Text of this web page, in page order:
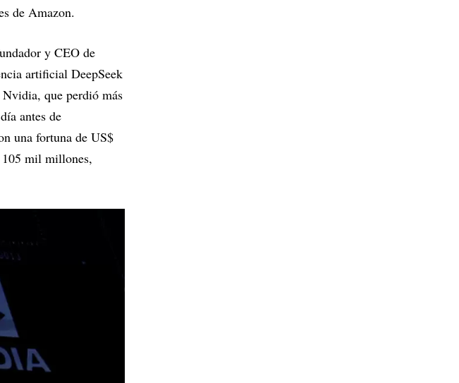
de Amazon.
y CEO de
artificial DeepSeek
Nvidia, que perdió más
antes de
una fortuna de US$
mil millones,